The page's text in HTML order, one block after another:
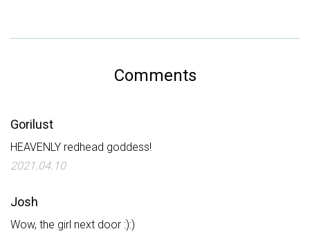
Comments
Gorilust
HEAVENLY redhead goddess!
2021.04.10
Josh
Wow, the girl next door :):)